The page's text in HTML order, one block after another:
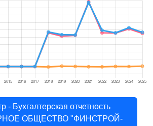
- Бухгалтерская отчетность
ОБЩЕСТВО "ФИНСТРОЙ-